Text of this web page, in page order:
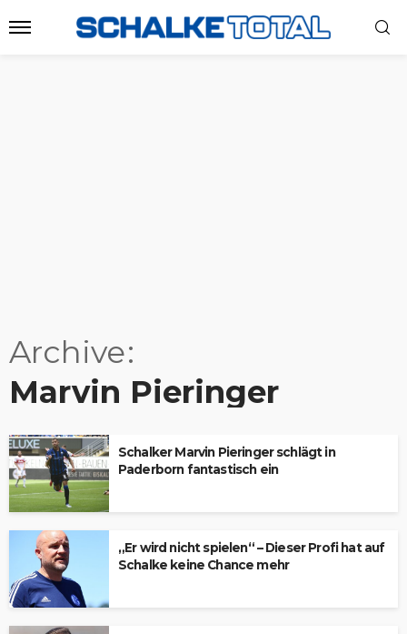
Archive
Marvin Pieringer
Schalker Marvin Pieringer schlägt in
Paderborn fantastisch ein
„Er wird nicht spielen“ – Dieser Profi hat auf
Schalke keine Chance mehr